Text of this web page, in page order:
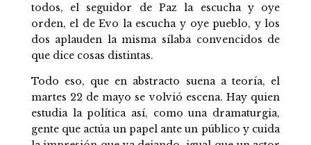
todos, el seguidor de Paz la escucha y oye
orden, el de Evo la escucha y oye pueblo, y los
dos aplauden la misma sílaba convencidos de
que dice cosas distintas.
Todo eso, que en abstracto suena a teoría, el
martes 22 de mayo se volvió escena. Hay quien
estudia la política así, como una dramaturgia,
gente que actúa un papel ante un público y cuida